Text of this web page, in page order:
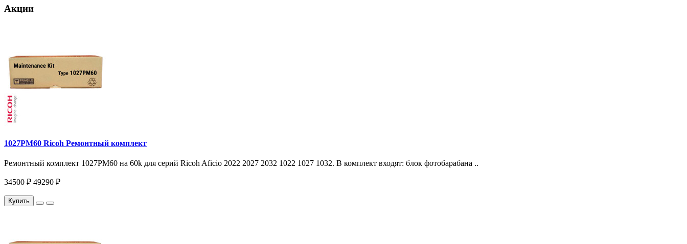
Акции
1027PM60 Ricoh Ремонтный комплект
Ремонтный комплект 1027PM60 на 60k для серий Ricoh Aficio 2022 2027 2032 1022 1027 1032. В комплект входят: блок фотобарабана ..
34500 ₽ 49290 ₽
Купить